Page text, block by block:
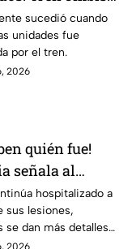
en
este fue el
las víct1mas
sucedió cuando
unidades fue
por el tren.
2026
quién fue!
señala al
responsable
a padre e hijo
hospitalizado a
sus lesiones,
se dan más detalles
2026